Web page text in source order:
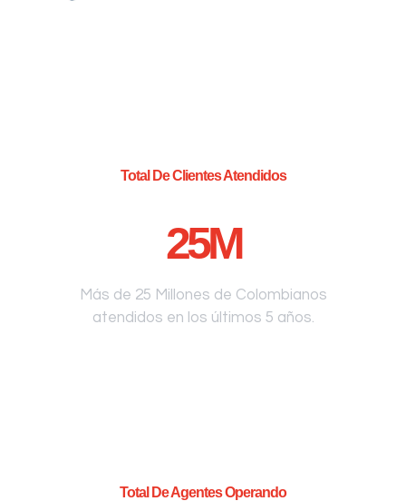
Total De Clientes Atendidos
25M
Más de 25 Millones de Colombianos
atendidos en los últimos 5 años.
Total De Agentes Operando